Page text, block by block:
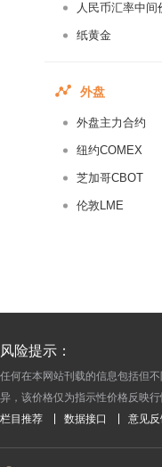
人民币汇率中间
纸黄金
外盘
外盘主力合约
纽约COMEX
芝加哥CBOT
伦敦LME
风险提示：
任何在本网站刊载的信息包括但
异，该价格仅为指示性价格反映
栏目推荐 数据接口 意见